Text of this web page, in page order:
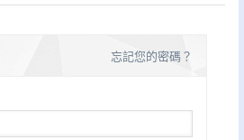
忘記您的密碼？